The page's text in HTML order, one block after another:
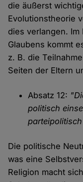
die äußerst
Evolutionstheorie
dies verlangen.
Glaubens kommt
z. B. die
Seiten der Eltern
Absatz 12:
politisch
Die politische
was eine
Religion macht